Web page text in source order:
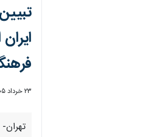
۲۳ خرداد ۱۴۰۵، ۱۳:۳۴